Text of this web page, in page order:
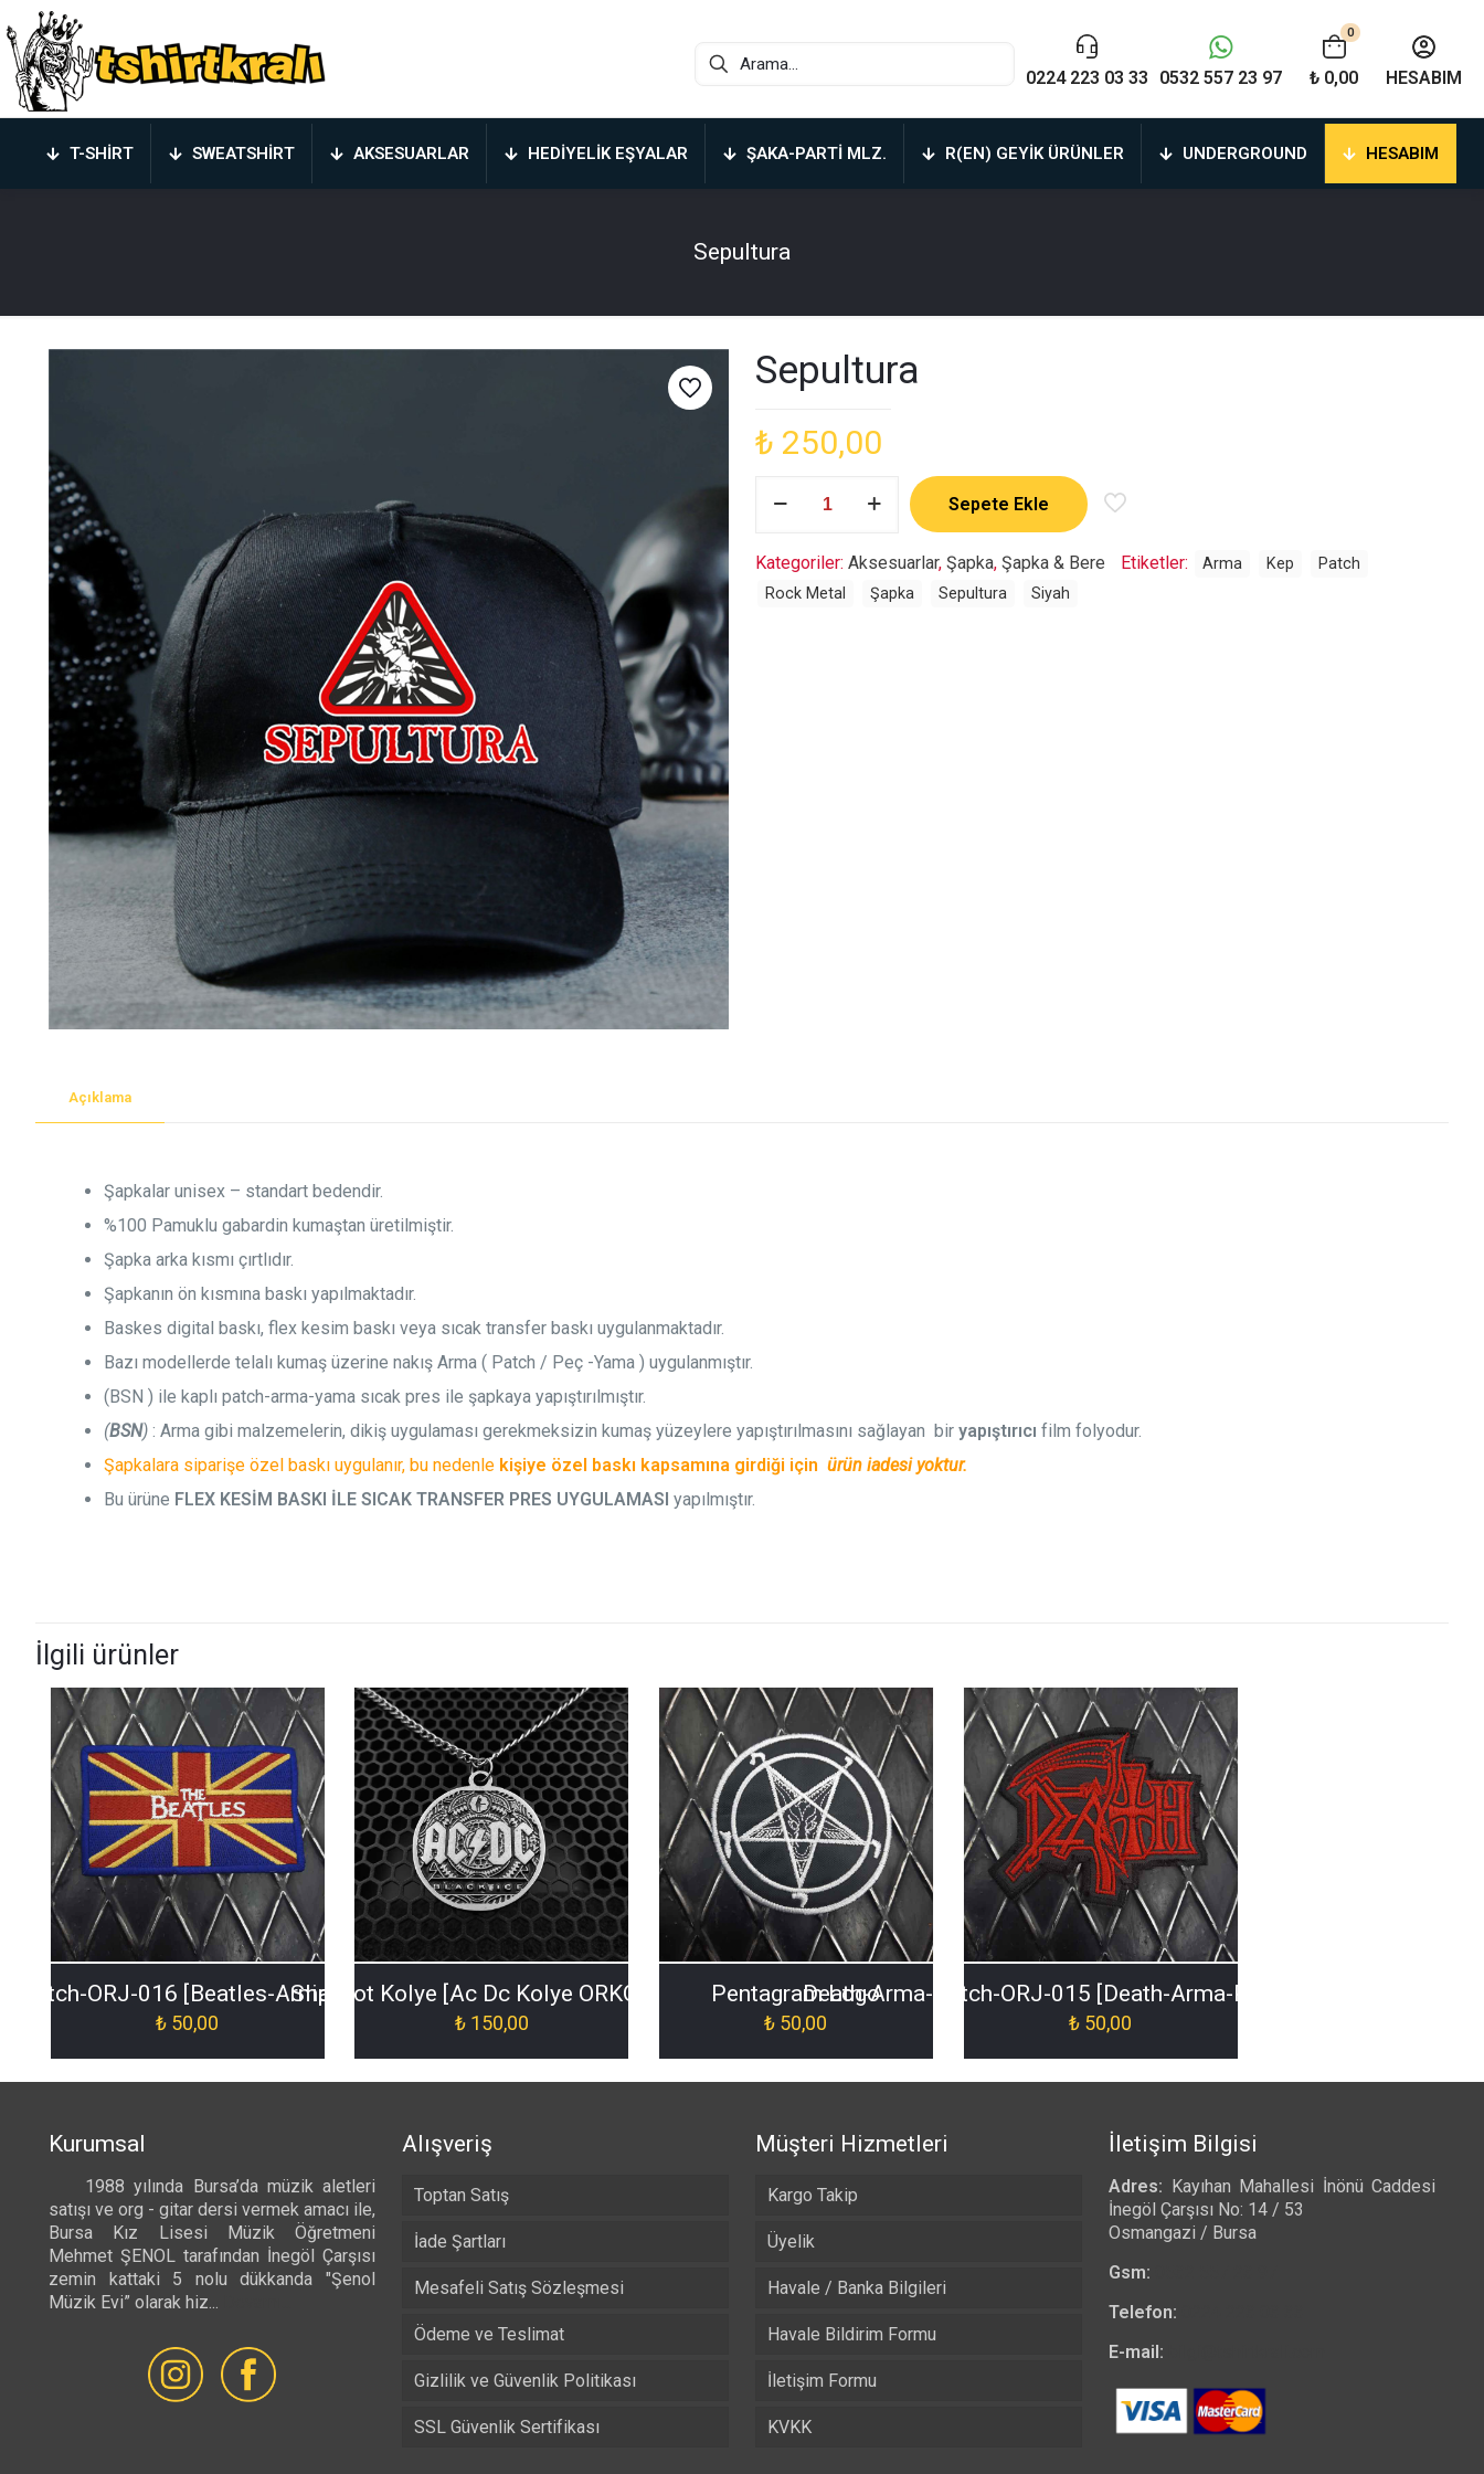
0224 223 03 33 0532 557 23 97
0
₺ 0,00 HESABIM
T-SHIRT SWEATSHIRT AKSESUARLAR HEDIYELIK EŞYALAR ŞAKA-PARTI MLZ. R(EN) GEYIK ÜRÜNLER UNDERGROUND HESABIM
Sepultura
Sepultura
₺ 250,00
adet
Sepete Ekle
Kategoriler: Aksesuarlar, Şapka, Şapka & Bere Etiketler: Arma Kep
Patch
Rock Metal
Şapka Sepultura Siyah
Açıklama
Şapkalar unisex – standart bedendir.
%100 Pamuklu gabardin kumaştan üretilmiştir.
Şapka arka kısmı çırtlıdır.
Şapkanın ön kısmına baskı yapılmaktadır.
Baskes digital baskı, flex kesim baskı veya sıcak transfer baskı uygulanmaktadır.
Bazı modellerde telalı kumaş üzerine nakış Arma ( Patch / Peç -Yama ) uygulanmıştır.
(BSN ) ile kaplı patch-arma-yama sıcak pres ile şapkaya yapıştırılmıştır.
(BSN) : Arma gibi malzemelerin, dikiş uygulaması gerekmeksizin kumaş yüzeylere yapıştırılmasını sağlayan biryapıştırıcı film folyodur.
Şapkalara siparişe özel baskı uygulanır, bu nedenle kişiye özel baskı kapsamına girdiği için ürün iadesi yoktur.
Bu ürüne FLEX KESİM BASKI İLE SICAK TRANSFER PRES UYGULAMASI yapılmıştır.
İlgili ürünler
Patch-ORJ-016 [Beatles-Arma-Patch-ORJ-016]
₺ 50,00
Slipknot Kolye [Ac Dc Kolye ORKO-035]
₺150,00
Pentagram Logo
₺ 50,00
Death-Arma-Patch-ORJ-015 [Death-Arma-Patch-ORJ-015]
₺ 50,00
Kurumsal
1988 yılında Bursa’da müzik aletleri
satışı ve org - gitar dersi vermek amacı ile,
Bursa Kız Lisesi Müzik Öğretmeni
Mehmet ŞENOL tarafından İnegöl Çarşısı
zemin kattaki 5 nolu dükkanda "Şenol
Müzik Evi” olarak hiz...
Alışveriş
Toptan Satış
İade Şartları
Mesafeli Satış Sözleşmesi
Ödeme ve Teslimat
Gizlilik ve Güvenlik Politikası
SSL Güvenlik Sertifikası
Müşteri Hizmetleri
Kargo Takip
Üyelik
Havale / Banka Bilgileri
Havale Bildirim Formu
İletişim Formu
KVKK
İletişim Bilgisi
Adres: Kayıhan Mahallesi İnönü Caddesi
İnegöl Çarşısı No: 14 / 53
Osmangazi / Bursa
Gsm:
Telefon:
E-mail: